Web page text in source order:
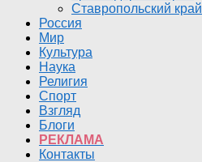
Ставропольский край
Россия
Мир
Культура
Наука
Религия
Спорт
Взгляд
Блоги
РЕКЛАМА
Контакты